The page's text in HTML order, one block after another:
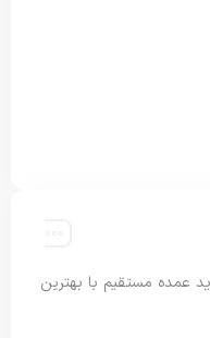
عمده مستقیم با بهترین